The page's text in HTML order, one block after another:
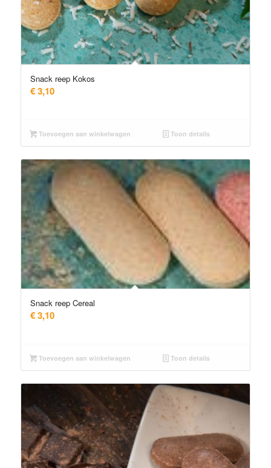
Snack reep Kokos
€3,10
Toevoegen aan winkelwagen Toon details
Snack reep Cereal
€3,10
Toevoegen aan winkelwagen Toon details